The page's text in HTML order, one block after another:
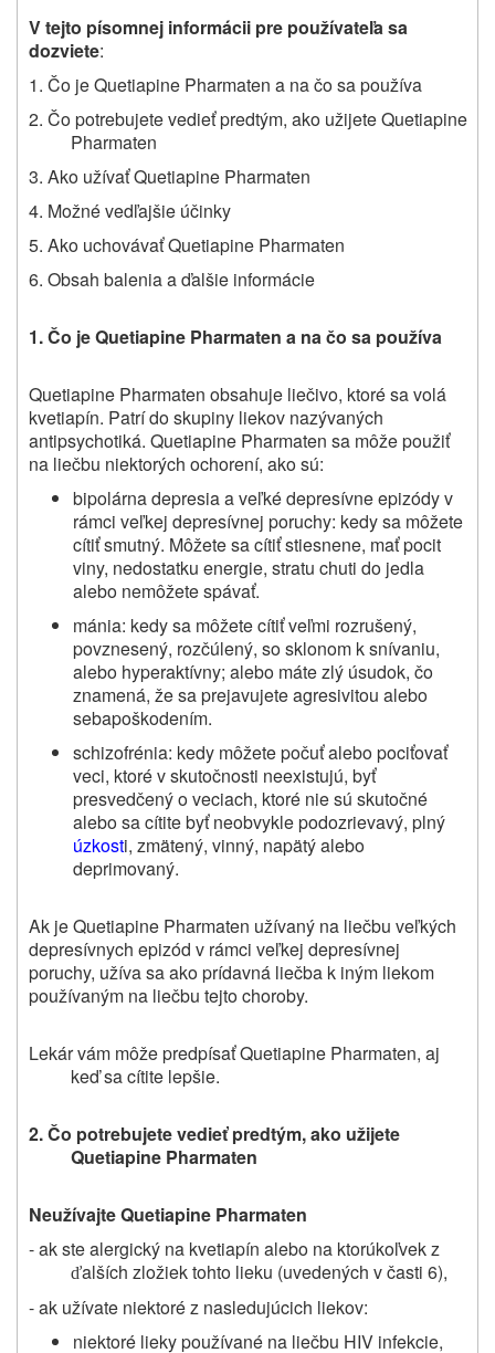
V tejto písomnej informácii pre používateľa sa
dozviete:
1. Čo jeQuetiapine Pharmaten a na čo sa používa
2. Čo potrebujete vedieť predtým, ako užijeteQuetiapine
Pharmaten
3. Ako užívaťQuetiapine Pharmaten
4. Možné vedľajšie účinky
5. Ako uchovávaťQuetiapine Pharmaten
6. Obsah balenia a ďalšie informácie
1. Čo jeQuetiapine Pharmaten a na čo sa používa
Quetiapine Pharmaten obsahuje liečivo, ktoré sa volá
kvetiapín. Patrí do skupiny liekov nazývaných
antipsychotiká. Quetiapine Pharmaten sa môže použiť
na liečbu niektorých ochorení, ako sú:
bipolárna depresia a veľké depresívne epizódy v
rámci veľkej depresívnej poruchy: kedy sa môžete
cítiť smutný. Môžete sa cítiť stiesnene, mať pocit
viny, nedostatku energie, stratu chuti do jedla
alebo nemôžete spávať.
mánia: kedy sa môžete cítiť veľmi rozrušený,
povznesený, rozčúlený, so sklonom k snívaniu,
alebo hyperaktívny; alebo máte zlý úsudok, čo
znamená, že sa prejavujete agresivitou alebo
sebapoškodením.
schizofrénia: kedy môžete počuť alebo pociťovať
veci, ktoré v skutočnosti neexistujú, byť
presvedčený o veciach, ktoré nie sú skutočné
alebo sa cítite byť neobvykle podozrievavý, plný
úzkosti, zmätený, vinný, napätý alebo
deprimovaný.
Ak je Quetiapine Pharmaten užívaný na liečbu veľkých
depresívnych epizód v rámci veľkej depresívnej
poruchy, užíva sa ako prídavná liečba k iným liekom
používaným na liečbu tejto choroby.
Lekár vám môže predpísať Quetiapine Pharmaten, aj
keď sa cítite lepšie.
2. Čo potrebujete vedieť predtým, ako užijete
Quetiapine Pharmaten
NeužívajteQuetiapine Pharmaten
- ak stealergický na kvetiapín alebo na ktorúkoľvek z
ďalších zložiek tohto lieku (uvedených v časti 6),
- ak užívate niektoré z nasledujúcich liekov:
niektoré lieky používané na liečbu HIV infekcie,